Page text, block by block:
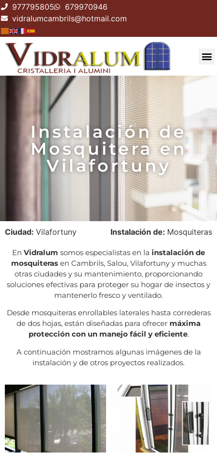
977795805
679970946
vidralumcambrils@hotmail.com
Instalación de
Mosquitera en
Vilafortuny
Ciudad: Vilafortuny Instalación de: Mosquiteras
En Vidralum somos especialistas en la instalación de
mosquiterasen Cambrils, Salou, Vilafortuny y muchas
otras ciudades y su mantenimiento, proporcionando
soluciones efectivas para proteger su hogar de insectos y
mantenerlo fresco y ventilado.
Desde mosquiteras enrollables laterales hasta correderas
de dos hojas, están diseñadas para ofrecer máxima
protección con un manejo fácil y eficiente.
A continuación mostramos algunas imágenes de la
instalación y de otros proyectos realizados.